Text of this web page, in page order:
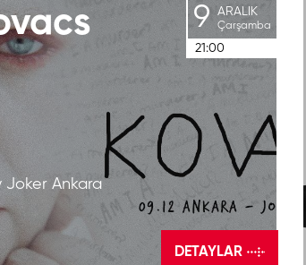
Joker Ankara
9 ARALIK
Çarşamba
21:00
DETAYLAR